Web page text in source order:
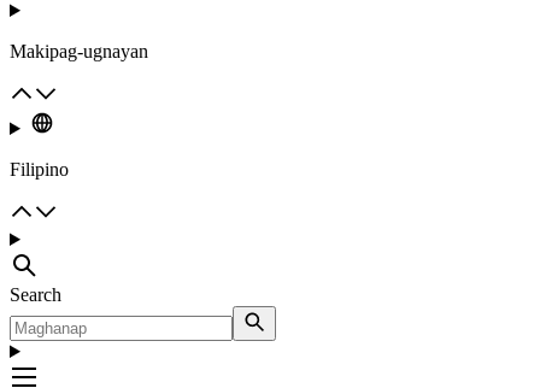
Makipag-ugnayan
Filipino
Search